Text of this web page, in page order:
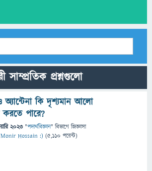
সাম্প্রতিক প্রশ্নগুলো
অ্যান্টেনা কি দৃশ্যমান আলো
করতে পারে?
2023 "পদার্থবিজ্ঞান" বিভাগে জিজ্ঞাসা
Monir Hossain :) (5,110 পয়েন্ট)